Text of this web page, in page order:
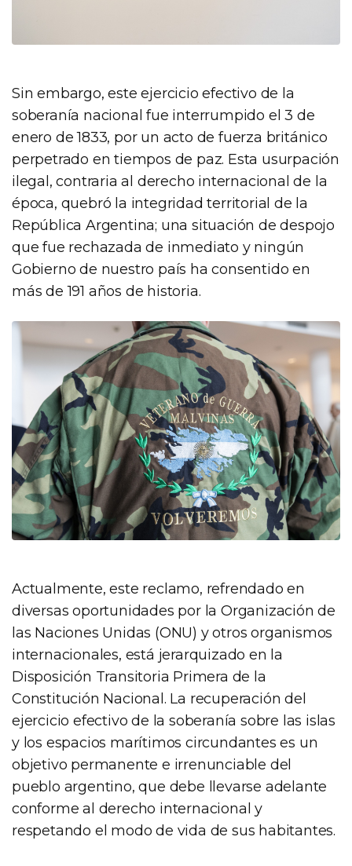
Sin embargo, este ejercicio efectivo de la
soberanía nacional fue interrumpido el 3 de
enero de 1833, por un acto de fuerza británico
perpetrado en tiempos de paz. Esta usurpación
ilegal, contraria al derecho internacional de la
época, quebró la integridad territorial de la
República Argentina; una situación de despojo
que fue rechazada de inmediato y ningún
Gobierno de nuestro país ha consentido en
más de 191 años de historia.
Actualmente, este reclamo, refrendado en
diversas oportunidades por la Organización de
las Naciones Unidas (ONU) y otros organismos
internacionales, está jerarquizado en la
Disposición Transitoria Primera de la
Constitución Nacional. La recuperación del
ejercicio efectivo de la soberanía sobre las islas
y los espacios marítimos circundantes es un
objetivo permanente e irrenunciable del
pueblo argentino, que debe llevarse adelante
conforme al derecho internacional y
respetando el modo de vida de sus habitantes.